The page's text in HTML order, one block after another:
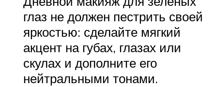
глаз не должен пестрить своей
яркостью: сделайте мягкий
акцент на губах, глазах или
скулах и дополните его
нейтральными тонами.